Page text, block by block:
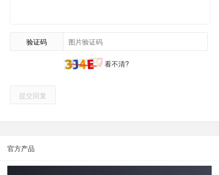
验证码
看不清?
提交回复
官方产品